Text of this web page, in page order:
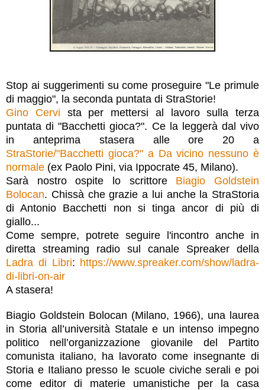
Stop ai suggerimenti su come proseguire "Le primule
di maggio", la seconda puntata di StraStorie!
Gino Cervi sta per mettersi al lavoro sulla terza
puntata di "Bacchetti gioca?". Ce la leggerà dal vivo
in anteprima stasera alle ore 20 a
StraStorie/"Bacchetti gioca?" a Da vicino nessuno è
normale (ex Paolo Pini, via Ippocrate 45, Milano).
Sarà nostro ospite lo scrittore Biagio Goldstein
Bolocan. Chissà che grazie a lui anche la StraStoria
di Antonio Bacchetti non si tinga ancor di più di
giallo...
Come sempre, potrete seguire l'incontro anche in
diretta streaming radio sul canale Spreaker della
Ladra di Libri: https://www.spreaker.com/show/ladra-
di-libri-on-air
A stasera!
Biagio Goldstein Bolocan (Milano, 1966), una laurea
in Storia all’università Statale e un intenso impegno
politico nell’organizzazione giovanile del Partito
comunista italiano, ha lavorato come insegnante di
Storia e Italiano presso le scuole civiche serali e poi
come editor di materie umanistiche per la casa